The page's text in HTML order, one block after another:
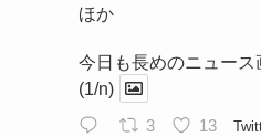
ほか
今日も長めのニュー
(1/n)
3 13